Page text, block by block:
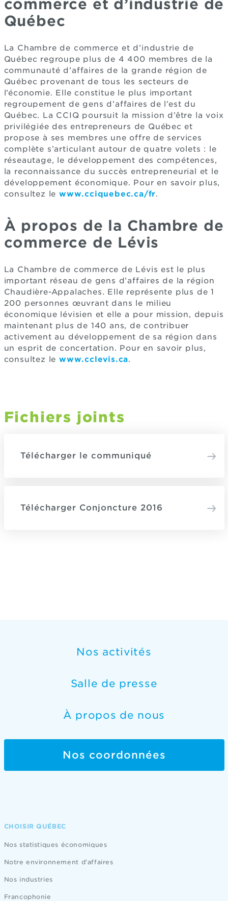
commerce et d’industrie de
Québec
La Chambre de commerce et d’industrie de
Québec regroupe plus de 4 400 membres de la
communauté d’affaires de la grande région de
Québec provenant de tous les secteurs de
l’économie. Elle constitue le plus important
regroupement de gens d’affaires de l’est du
Québec. La CCIQ poursuit la mission d’être la voix
privilégiée des entrepreneurs de Québec et
propose à ses membres une offre de services
complète s’articulant autour de quatre volets : le
réseautage, le développement des compétences,
la reconnaissance du succès entrepreneurial et le
développement économique. Pour en savoir plus,
consultez le www.cciquebec.ca/fr.
À propos de la Chambre de
commerce de Lévis
La Chambre de commerce de Lévis est le plus
important réseau de gens d’affaires de la région
Chaudière-Appalaches. Elle représente plus de 1
200 personnes œuvrant dans le milieu
économique lévisien et elle a pour mission, depuis
maintenant plus de 140 ans, de contribuer
activement au développement de sa région dans
un esprit de concertation. Pour en savoir plus,
consultez le www.cclevis.ca.
Fichiers joints
Télécharger le communiqué
Télécharger Conjoncture 2016
Nos activités
Salle de presse
À propos de nous
Nos coordonnées
CHOISIR QUÉBEC
Nos statistiques économiques
Notre environnement d'affaires
Nos industries
Francophonie